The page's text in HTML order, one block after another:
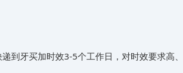
到‌‌‌牙买加时效3-5个工作日，对时效要求高